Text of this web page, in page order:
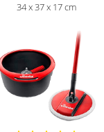
34 x 37 x 17 cm